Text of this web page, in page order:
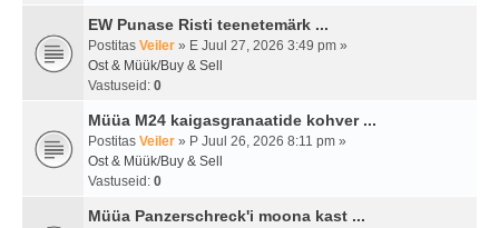
EW Punase Risti teenetemärk ...
Postitas Veiler » E Juul 27, 2026 3:49 pm »
Ost & Müük/Buy & Sell
Vastuseid: 0
Müüa M24 kaigasgranaatide kohver ...
Postitas Veiler » P Juul 26, 2026 8:11 pm »
Ost & Müük/Buy & Sell
Vastuseid: 0
Müüa Panzerschreck'i moona kast ...